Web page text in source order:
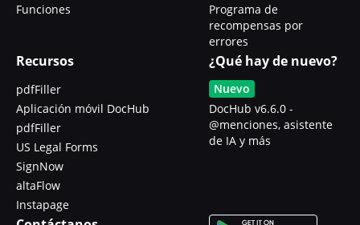
Funciones
Programa de
recompensas por
errores
Recursos
pdfFiller
Aplicación móvil DocHub
pdfFiller
US Legal Forms
SignNow
altaFlow
Instapage
¿Qué hay de nuevo?
Nuevo
DocHub v6.6.0 -
@menciones, asistente
de IA y más